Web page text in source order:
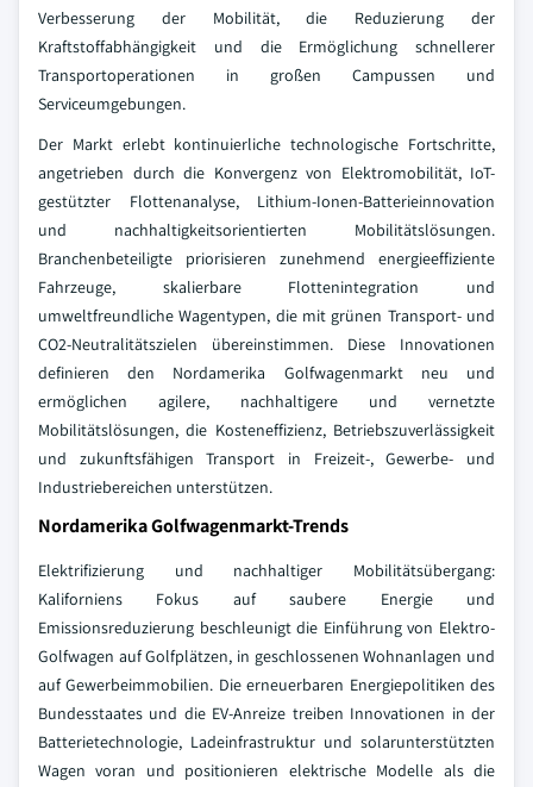
Verbesserung der Mobilität, die Reduzierung der
Kraftstoffabhängigkeit und die Ermöglichung schnellerer
Transportoperationen in großen Campussen und
Serviceumgebungen.
Der Markt erlebt kontinuierliche technologische Fortschritte,
angetrieben durch die Konvergenz von Elektromobilität, IoT-
gestützter Flottenanalyse, Lithium-Ionen-Batterieinnovation
und nachhaltigkeitsorientierten Mobilitätslösungen.
Branchenbeteiligte priorisieren zunehmend energieeffiziente
Fahrzeuge, skalierbare Flottenintegration und
umweltfreundliche Wagentypen, die mit grünen Transport- und
CO2-Neutralitätszielen übereinstimmen. Diese Innovationen
definieren den Nordamerika Golfwagenmarkt neu und
ermöglichen agilere, nachhaltigere und vernetzte
Mobilitätslösungen, die Kosteneffizienz, Betriebszuverlässigkeit
und zukunftsfähigen Transport in Freizeit-, Gewerbe- und
Industriebereichen unterstützen.
Nordamerika Golfwagenmarkt-Trends
Elektrifizierung und nachhaltiger Mobilitätsübergang:
Kaliforniens Fokus auf saubere Energie und
Emissionsreduzierung beschleunigt die Einführung von Elektro-
Golfwagen auf Golfplätzen, in geschlossenen Wohnanlagen und
auf Gewerbeimmobilien. Die erneuerbaren Energiepolitiken des
Bundesstaates und die EV-Anreize treiben Innovationen in der
Batterietechnologie, Ladeinfrastruktur und solarunterstützten
Wagen voran und positionieren elektrische Modelle als die